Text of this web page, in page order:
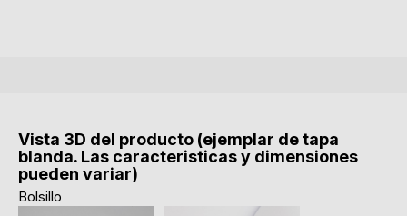
Vista 3D del producto (ejemplar de tapa
blanda. Las caracteristicas y dimensiones
pueden variar)
Bolsillo